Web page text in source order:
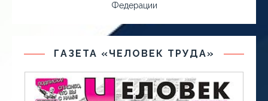
Федерации
ГАЗЕТА «ЧЕЛОВЕК ТРУДА»